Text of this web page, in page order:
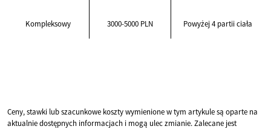
Kompleksowy 3000-5000 PLN Powyżej 4 partii ciała
Ceny, stawki lub szacunkowe koszty wymienione w tym artykule są oparte na
aktualnie dostępnych informacjach i mogą ulec zmianie. Zalecane jest